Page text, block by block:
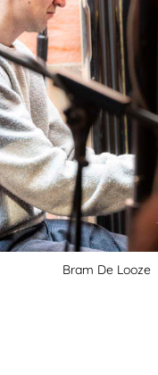
Bram De Looze